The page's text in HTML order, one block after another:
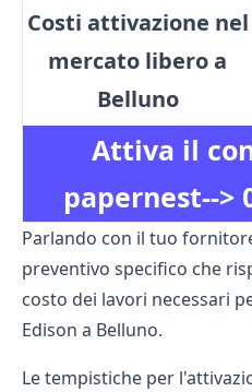
Attiva il
papernest-->
Costi attivazione nel
mercato libero a
Belluno
Parlando con il tuo
preventivo specifico che
costo dei lavori necessari
Edison a Belluno.
Le tempistiche per